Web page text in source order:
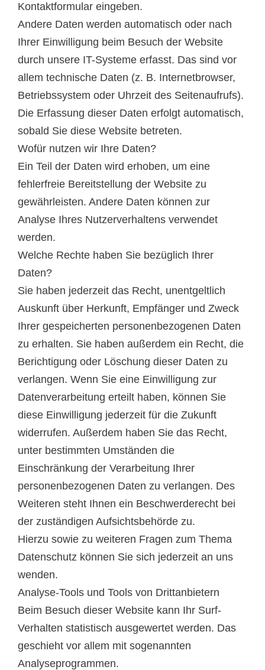
Kontaktformular eingeben.
Andere Daten werden automatisch oder nach
Ihrer Einwilligung beim Besuch der Website
durch unsere IT-Systeme erfasst. Das sind vor
allem technische Daten (z. B. Internetbrowser,
Betriebssystem oder Uhrzeit des Seitenaufrufs).
Die Erfassung dieser Daten erfolgt automatisch,
sobald Sie diese Website betreten.
Wofür nutzen wir Ihre Daten?
Ein Teil der Daten wird erhoben, um eine
fehlerfreie Bereitstellung der Website zu
gewährleisten. Andere Daten können zur
Analyse Ihres Nutzerverhaltens verwendet
werden.
Welche Rechte haben Sie bezüglich Ihrer
Daten?
Sie haben jederzeit das Recht, unentgeltlich
Auskunft über Herkunft, Empfänger und Zweck
Ihrer gespeicherten personenbezogenen Daten
zu erhalten. Sie haben außerdem ein Recht, die
Berichtigung oder Löschung dieser Daten zu
verlangen. Wenn Sie eine Einwilligung zur
Datenverarbeitung erteilt haben, können Sie
diese Einwilligung jederzeit für die Zukunft
widerrufen. Außerdem haben Sie das Recht,
unter bestimmten Umständen die
Einschränkung der Verarbeitung Ihrer
personenbezogenen Daten zu verlangen. Des
Weiteren steht Ihnen ein Beschwerderecht bei
der zuständigen Aufsichtsbehörde zu.
Hierzu sowie zu weiteren Fragen zum Thema
Datenschutz können Sie sich jederzeit an uns
wenden.
Analyse-Tools und Tools von Dritt­anbietern
Beim Besuch dieser Website kann Ihr Surf-
Verhalten statistisch ausgewertet werden. Das
geschieht vor allem mit sogenannten
Analyseprogrammen.